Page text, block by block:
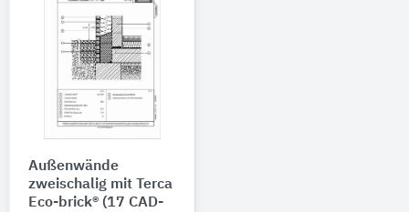
Außenwände
zweischalig mit Terca
Eco-brick® (17 CAD-